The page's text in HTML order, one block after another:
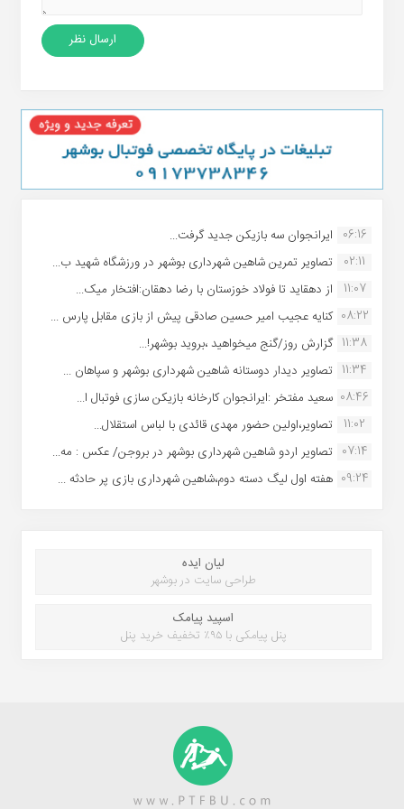
06:16 ایرانجوان سه بازیکن جدید گرفت...
02:11
تصاویر تمرین شاهین شهردارى بوشهر در ورزشگاه شهید ب...
11:07
از دهقاید تا فولاد خوزستان با رضا دهقان:افتخار میک...
08:22 کنایه عجیب امیر حسین صادقی پیش از بازی مقابل پارس ...
11:38 گزارش روز/گنج میخواهید ،بروید بوشهر!...
11:34 تصاویر دیدار دوستانه شاهین شهردارى بوشهر و سپاهان ...
08:46 سعید مفتخر :ایرانجوان کارخانه بازیکن سازی فوتبال ا...
11:02
تصاویر،اولین حضور مهدی قائدی با لباس استقلال...
07:14 تصاویر اردو شاهین شهرداری بوشهر در بروجن/ عکس : مه...
09:24 هفته اول لیگ دسته دوم،شاهین شهرداری بازی پر حادثه ...
لیان ایده
طراحی سایت در بوشهر
اسپید پیامک
پنل پیامکی با ۹۵٪ تخفیف خرید پنل